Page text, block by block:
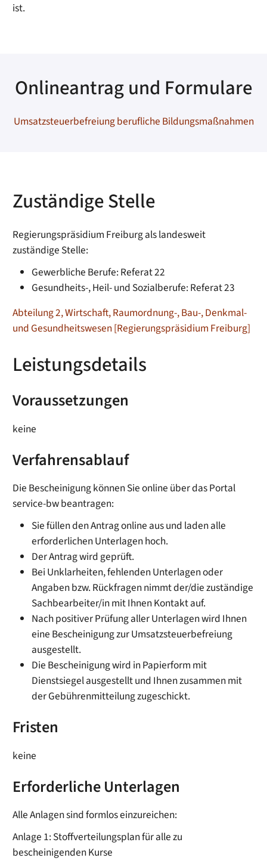
ist.
Onlineantrag und Formulare
Umsatzsteuerbefreiung berufliche Bildungsmaßnahmen
Zuständige Stelle
Regierungspräsidium Freiburg als landesweit
zuständige Stelle:
Gewerbliche Berufe: Referat 22
Gesundheits-, Heil- und Sozialberufe: Referat 23
Abteilung 2, Wirtschaft, Raumordnung-, Bau-, Denkmal-
und Gesundheitswesen [Regierungspräsidium Freiburg]
Leistungsdetails
Voraussetzungen
keine
Verfahrensablauf
Die Bescheinigung können Sie online über das Portal
service-bw beantragen:
Sie füllen den Antrag online aus und laden alle
erforderlichen Unterlagen hoch.
Der Antrag wird geprüft.
Bei Unklarheiten, fehlenden Unterlagen oder
Angaben bzw. Rückfragen nimmt der/die zuständige
Sachbearbeiter/in mit Ihnen Kontakt auf.
Nach positiver Prüfung aller Unterlagen wird Ihnen
eine Bescheinigung zur Umsatzsteuerbefreiung
ausgestellt.
Die Bescheinigung wird in Papierform mit
Dienstsiegel ausgestellt und Ihnen zusammen mit
der Gebührenmitteilung zugeschickt.
Fristen
keine
Erforderliche Unterlagen
Alle Anlagen sind formlos einzureichen:
Anlage 1: Stoffverteilungsplan für alle zu
bescheinigenden Kurse